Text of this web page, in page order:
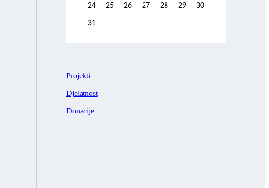
24 25 26 27 28 29 30
31
Projekti
Djelatnost
Donacije